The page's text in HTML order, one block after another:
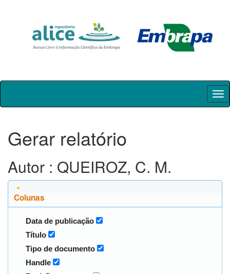
Skip
Gerar relatório
Autor : QUEIROZ, C. M.
Colunas
Data de publicação
Título
Tipo de documento
Handle